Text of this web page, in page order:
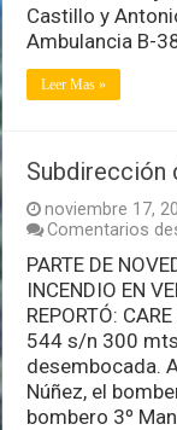
Castillo y
Ambulancia B-
Leer Mas »
Subdirección
noviembre 17,
Comentarios
PARTE DE
INCENDIO EN
REPORTÓ:
544 s/n 300
desembocada.
Núñez, el
bombero 3º